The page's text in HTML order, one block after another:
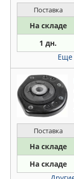
SIDEM
SKF
SSANGYONG
STELLOX
SUFIX
SUZUKI
SWAG
TALOSA
TATSUMI
TEDGUM
TEKNOROT
TENACITY
Поставка
На складе
1 дн.
Еще
Поставка
На складе
На складе